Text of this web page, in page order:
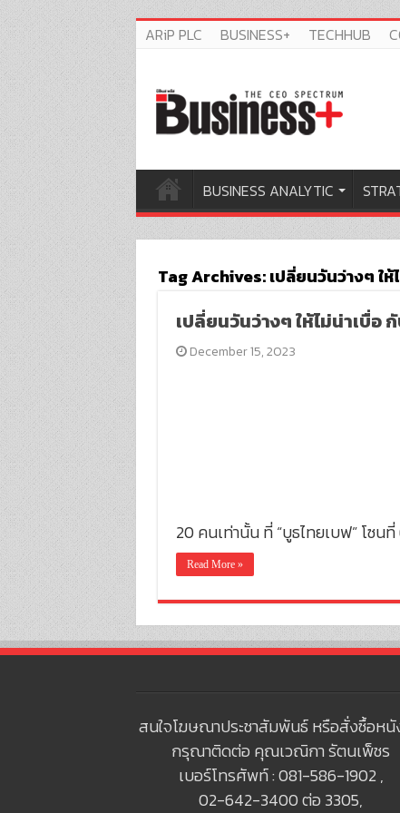
ARiP PLC BUSINESS+ TECHHUB
BUSINESS ANALYTIC
Tag Archives:เปลี่ยนวันว่างๆ ใ
เปลี่ยนวันว่างๆ ให้ไม่น่าเบื่อ
December 15, 2023
20 คนเท่านั้น ที่ “บูธไทยเบฟ” โซน
Read More »
สนใจโฆษณาประชาสัมพันธ์ หรือสั่งซื้อห
กรุณาติดต่อ คุณเวณิกา รัตนเพ็ชร
เบอร์โทรศัพท์ : 081-586-1902 ,
02-642-3400 ต่อ 3305,